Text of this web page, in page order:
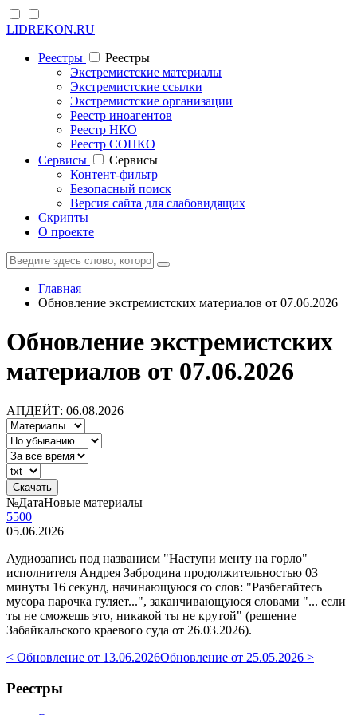
LIDREKON.RU
Реестры
Реестры
Экстремистские материалы
Экстремистские ссылки
Экстремистские организации
Реестр иноагентов
Реестр НКО
Реестр СОНКО
Cервисы
Cервисы
Контент-фильтр
Безопасный поиск
Версия сайта для слабовидящих
Скрипты
О проекте
Главная
Обновление экстремистских материалов от 07.06.2026
Обновление экстремистских
материалов от 07.06.2026
АПДЕЙТ: 06.08.2026
№ДатаНовые материалы
5500
05.06.2026
Аудиозапись под названием "Наступи менту на горло"
исполнителя Андрея Забродина продолжительностью 03
минуты 16 секунд, начинающуюся со слов: "Разбегайтесь
мусора парочка гуляет...", заканчивающуюся словами "... если
ты не сможешь это, никакой ты не крутой" (решение
Забайкальского краевого суда от 26.03.2026).
< Обновление от 13.06.2026Обновление от 25.05.2026 >
Реестры